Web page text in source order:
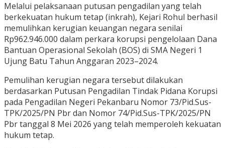
Melalui pelaksanaan putusan pengadilan yang telah
berkekuatan hukum tetap (inkrah), Kejari Rohul berhasil
memulihkan kerugian keuangan negara senilai
Rp962.946.000 dalam perkara korupsi pengelolaan Dana
Bantuan Operasional Sekolah (BOS) di SMA Negeri 1
Ujung Batu Tahun Anggaran 2023–2024.
Pemulihan kerugian negara tersebut dilakukan
berdasarkan Putusan Pengadilan Tindak Pidana Korupsi
pada Pengadilan Negeri Pekanbaru Nomor 73/Pid.Sus-
TPK/2025/PN Pbr dan Nomor 74/Pid.Sus-TPK/2025/PN
Pbr tanggal 8 Mei 2026 yang telah memperoleh kekuatan
hukum tetap.